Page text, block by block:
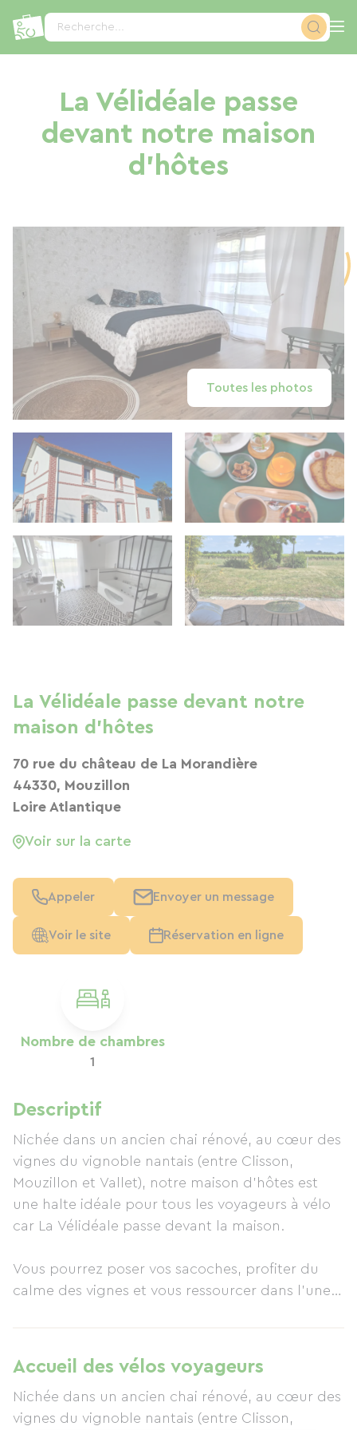
Recherche...
La Vélidéale passe
devant notre maison
d'hôtes
Toutes les photos
Nombre de chambres
1
Descriptif
Nichée dans un ancien chai rénové, au cœur des
vignes du vignoble nantais (entre Clisson,
Mouzillon et Vallet), notre maison d’hôtes est
une halte idéale pour tous les voyageurs à vélo
car La Vélidéale passe devant la maison.
Vous pourrez poser vos sacoches, profiter du
calme des vignes et vous ressourcer dans l’une
Nous mettons à disposition tout ce dont les
cyclistes ont besoin : espace sécurisé pour les
vélos, recharge électrique, outils de base, eau
fraîche, conseils d’itinéraires et bonnes adresses
Accueil des vélos voyageurs
Nichée dans un ancien chai rénové, au cœur des
vignes du vignoble nantais (entre Clisson,
La Vélidéale passe devant notre
maison d'hôtes
70 rue du château de La Morandière
44330, Mouzillon
Loire Atlantique
Voir sur la carte
Appeler Envoyer un message
Voir le site Réservation en ligne
Panneau de gestion des cookies